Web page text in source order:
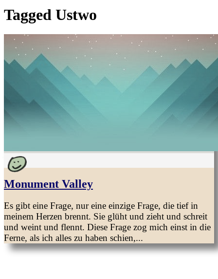
Tagged Ustwo
Monument Valley
Es gibt eine Frage, nur eine einzige Frage, die tief in
meinem Herzen brennt. Sie glüht und zieht und schreit
und weint und flennt. Diese Frage zog mich einst in die
Ferne, als ich alles zu haben schien,...